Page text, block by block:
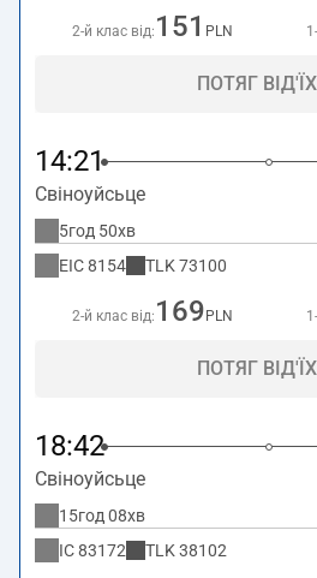
2-й клас від: 151 PLN
ПОТЯГ
14:21
Свіноуйсьце
5год 50хв
EIC8154 TLK 73100
2-й клас від: 169 PLN
ПОТЯГ
18:42
Свіноуйсьце
15год 08хв
IC83172 TLK 38102